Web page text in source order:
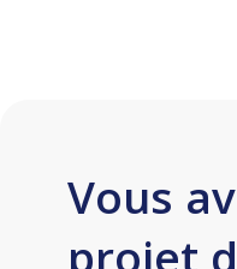
Vous